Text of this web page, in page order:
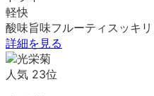
軽快
酸味旨味フルーティ スッキリ
詳細を見る
人気 23位